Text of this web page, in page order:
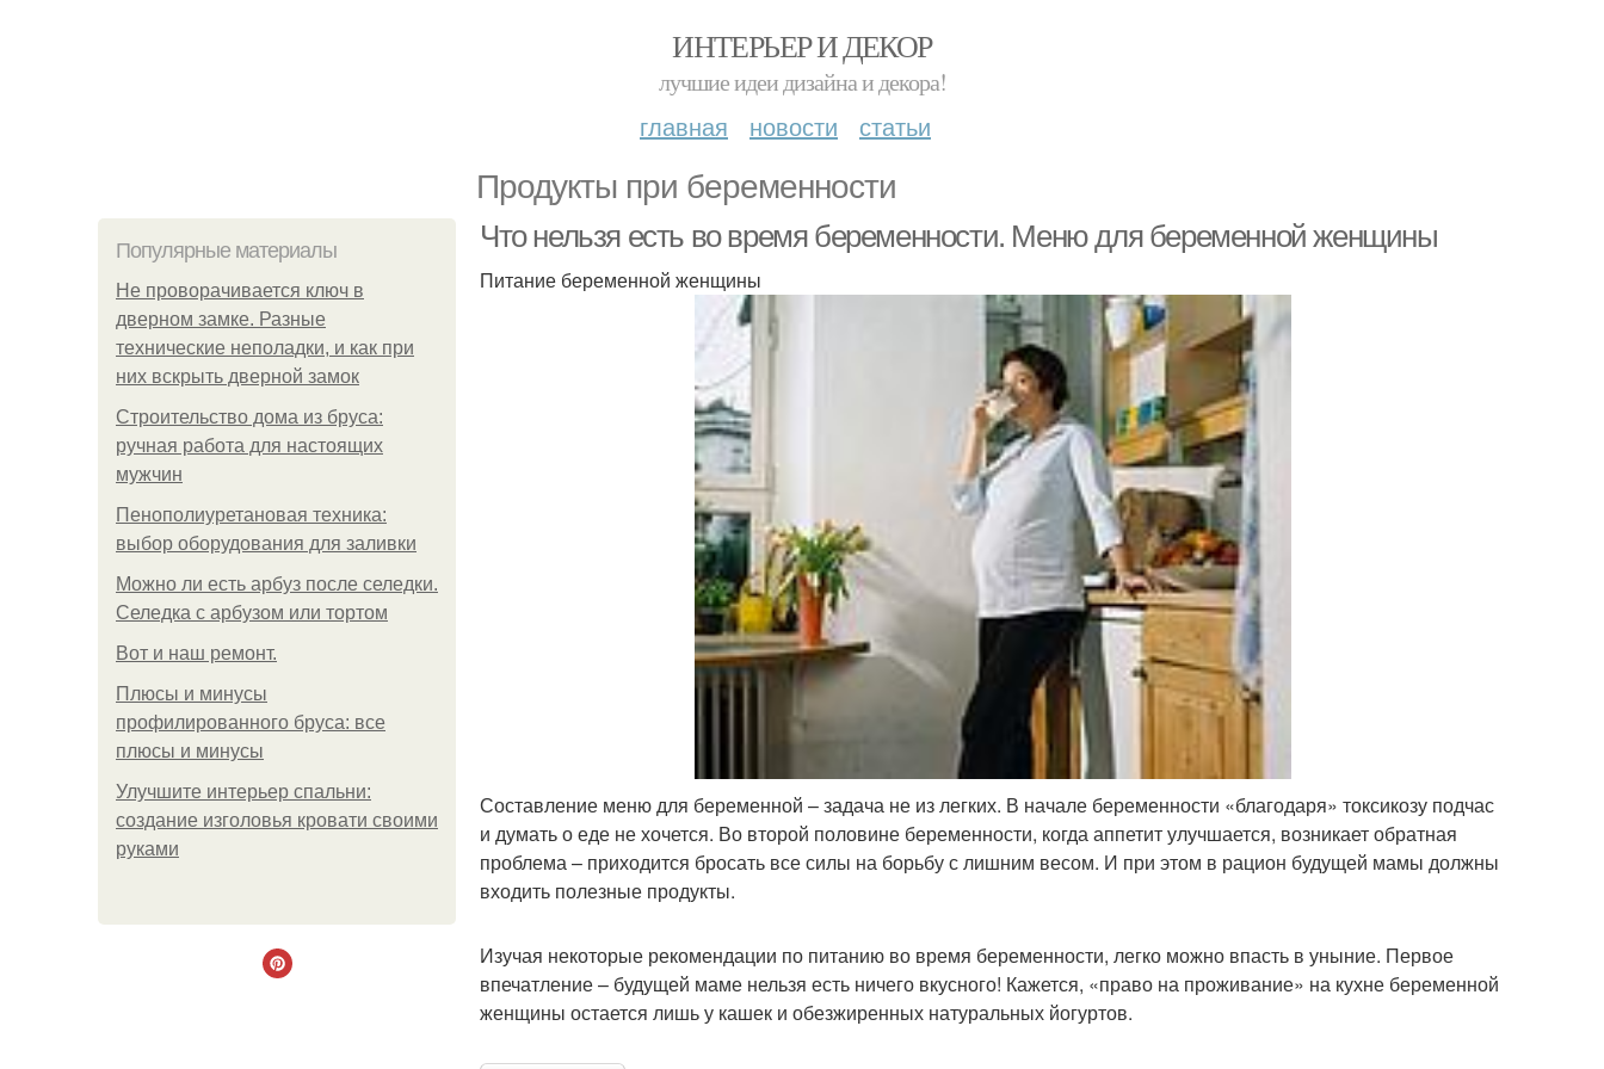
ИНТЕРЬЕР И ДЕКОР
лучшие идеи дизайна и декора!
главная новости статьи
Продукты при беременности
Популярные материалы
Не проворачивается ключ в
дверном замке. Разные
технические неполадки, и как при
них вскрыть дверной замок
Строительство дома из бруса:
ручная работа для настоящих
мужчин
Пенополиуретановая техника:
выбор оборудования для заливки
Можно ли есть арбуз после селедки.
Селедка с арбузом или тортом
Boт и наш ремoнт.
Плюсы и минусы
профилированного бруса: все
плюсы и минусы
Улучшите интерьер спальни:
создание изголовья кровати своими
руками
Что нельзя есть во время беременности. Меню для беременной женщины
Питание беременной женщины
Составление меню для беременной – задача не из легких. В начале беременности «благодаря» токсикозу подчас
и думать о еде не хочется. Во второй половине беременности, когда аппетит улучшается, возникает обратная
проблема – приходится бросать все силы на борьбу с лишним весом. И при этом в рацион будущей мамы должны
входить полезные продукты.
Изучая некоторые рекомендации по питанию во время беременности, легко можно впасть в уныние. Первое
впечатление – будущей маме нельзя есть ничего вкусного! Кажется, «право на проживание» на кухне беременной
женщины остается лишь у кашек и обезжиренных натуральных йогуртов.